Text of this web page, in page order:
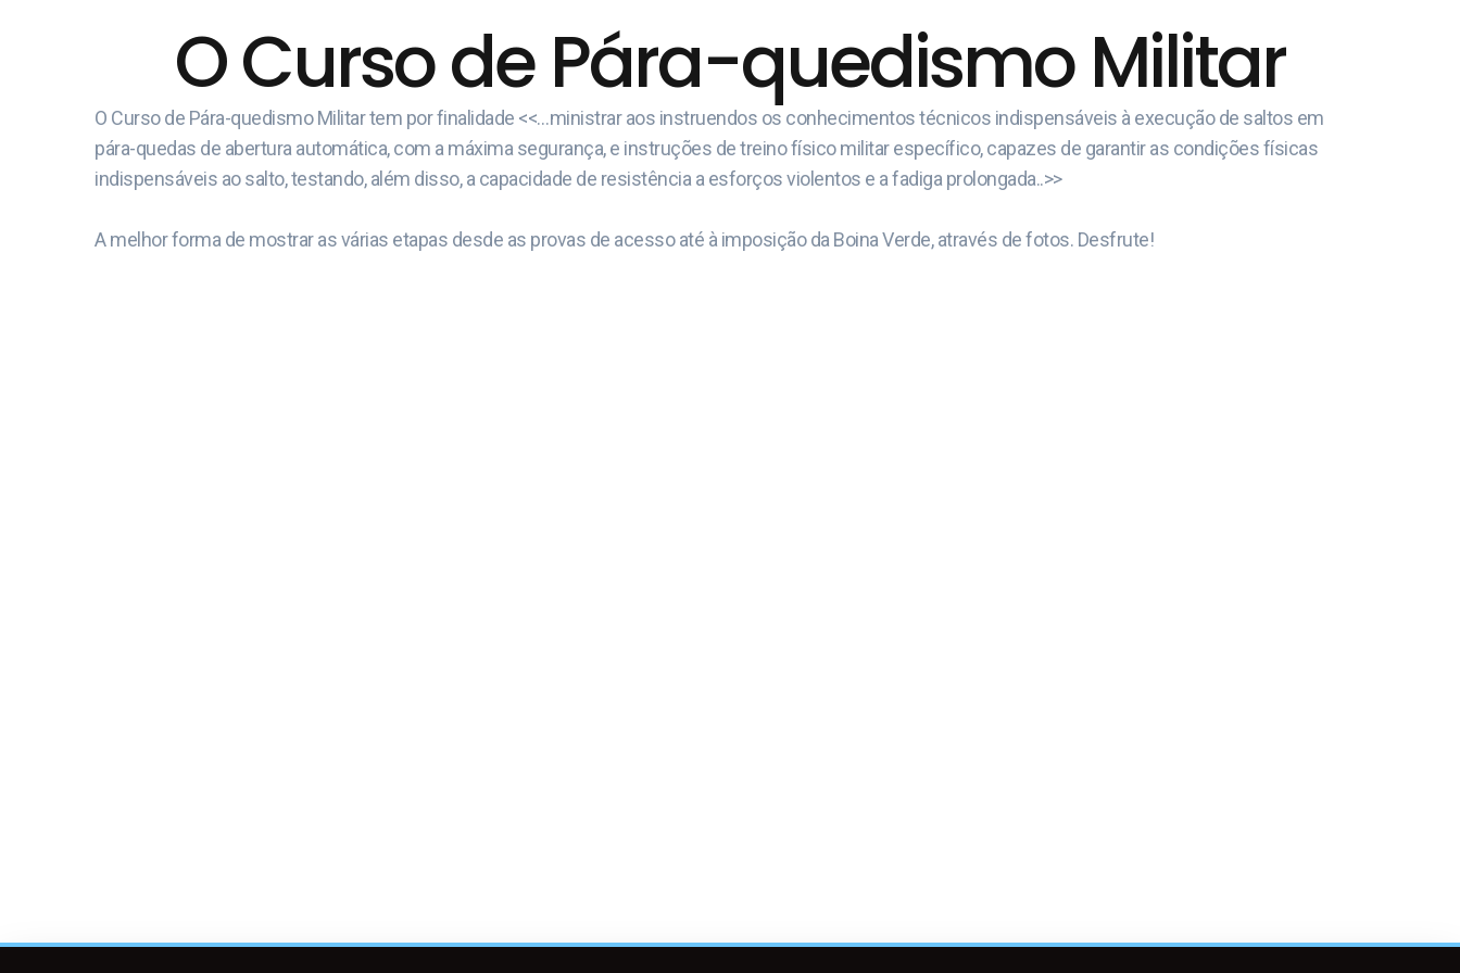
O Curso de Pára-quedismo Militar
O Curso de Pára-quedismo Militar tem por finalidade <<…ministrar aos instruendos os conhecimentos técnicos indispensáveis à execução de saltos em
pára-quedas de abertura automática, com a máxima segurança, e instruções de treino físico militar específico, capazes de garantir as condições físicas
indispensáveis ao salto, testando, além disso, a capacidade de resistência a esforços violentos e a fadiga prolongada..>>
A melhor forma de mostrar as várias etapas desde as provas de acesso até à imposição da Boina Verde, através de fotos. Desfrute!